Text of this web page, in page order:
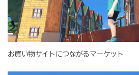
お買い物サイトにつながるマーケット